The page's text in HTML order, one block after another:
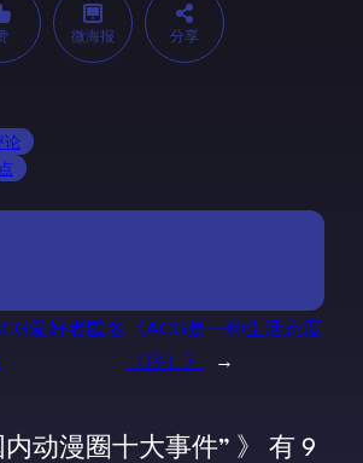
微海报 分享
论
爱好者匿名
《ACG是一种生活态度
（序）》
→
内动漫圈十大事件” 》 有 9